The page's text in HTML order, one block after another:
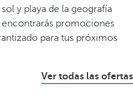
y playa de la geografía
promociones
para tus próximos
Ver todas las ofertas